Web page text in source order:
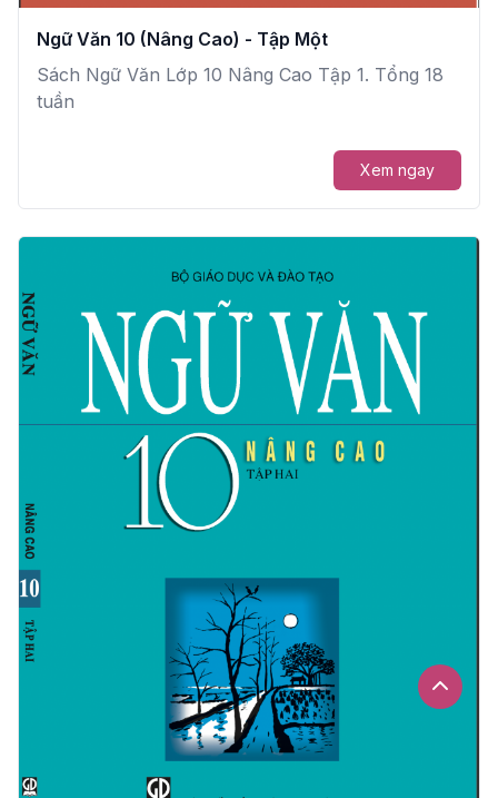
Ngữ Văn 10 (Nâng Cao) - Tập Một
Sách Ngữ Văn Lớp 10 Nâng Cao Tập 1. Tổng 18
tuần
Xem ngay